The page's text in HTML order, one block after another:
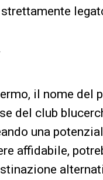
il nome del
del club
una
affidabile,